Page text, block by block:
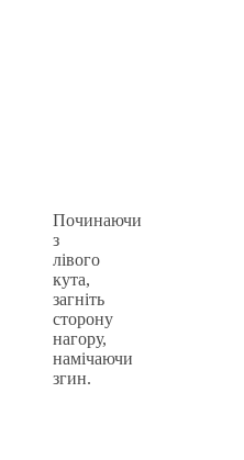
Починаючи
з
лівого
кута,
загніть
сторону
нагору,
намічаючи
згин.